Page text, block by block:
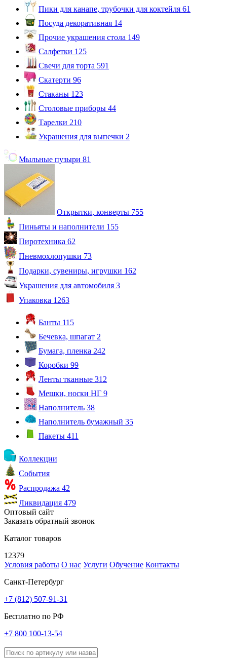
Пики для канапе, трубочки для коктейля 61
Посуда декоративная 14
Прочие украшения стола 149
Салфетки 125
Свечи для торта 591
Скатерти 96
Стаканы 123
Столовые приборы 44
Тарелки 210
Украшения для выпечки 2
Мыльные пузыри 81
Открытки, конверты 755
Пиньяты и наполнители 155
Пиротехника 62
Пневмохлопушки 73
Подарки, сувениры, игрушки 162
Украшения для автомобиля 3
Упаковка 1263
Банты 115
Бечевка, шпагат 2
Бумага, пленка 242
Коробки 99
Ленты тканные 312
Мешки, носки НГ 9
Наполнитель 38
Наполнитель бумажный 35
Пакеты 411
Коллекции
События
Распродажа 42
Ликвидация 479
Оптовый сайт
Заказать обратный звонок
Каталог товаров
12379
Условия работы О нас Услуги Обучение Контакты
Санкт-Петербург
+7 (812) 507-91-31
Бесплатно по РФ
+7 800 100-13-54